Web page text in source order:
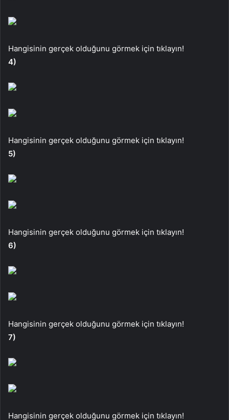
Hangisinin gerçek olduğunu görmek için tıklayın!
4)
Hangisinin gerçek olduğunu görmek için tıklayın!
5)
Hangisinin gerçek olduğunu görmek için tıklayın!
6)
Hangisinin gerçek olduğunu görmek için tıklayın!
7)
Hangisinin gerçek olduğunu görmek için tıklayın!